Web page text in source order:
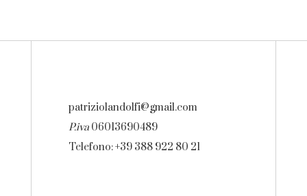
patriziolandolfi@gmail.com
P.iva 06013690489
Telefono: +39 388 922 80 21